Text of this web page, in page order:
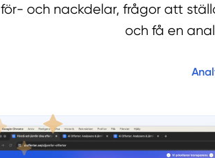
för- och nackdelar, frågor att
och få en